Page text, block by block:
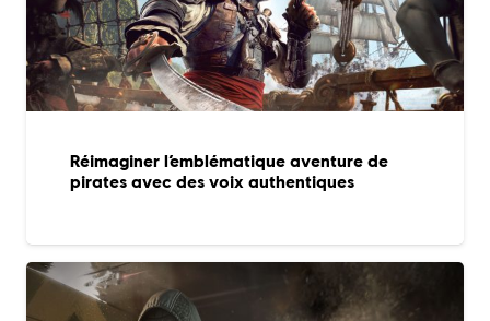
Réimaginer l’emblématique aventure de
pirates avec des voix authentiques